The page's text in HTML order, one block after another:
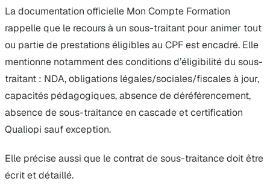
La documentation officielle Mon Compte Formation
rappelle que le recours à un sous-traitant pour animer tout
ou partie de prestations éligibles au CPF est encadré. Elle
mentionne notamment des conditions d’éligibilité du sous-
traitant : NDA, obligations légales/sociales/fiscales à jour,
capacités pédagogiques, absence de déréférencement,
absence de sous-traitance en cascade et certification
Qualiopi sauf exception.
Elle précise aussi que le contrat de sous-traitance doit être
écrit et détaillé.